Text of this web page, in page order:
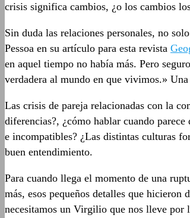
crisis significa cambios, ¿o los cambios
Sin duda las relaciones personales, no
Pessoa en su artículo para esta revista
en aquel tiempo no había más. Pero
verdadera al mundo en que vivimos.»
Las crisis de pareja relacionadas con la
diferencias?, ¿cómo hablar cuando
e incompatibles? ¿Las distintas culturas
buen entendimiento.
Para cuando llega el momento de una
más, esos pequeños detalles que
necesitamos un Virgilio que nos lleve por